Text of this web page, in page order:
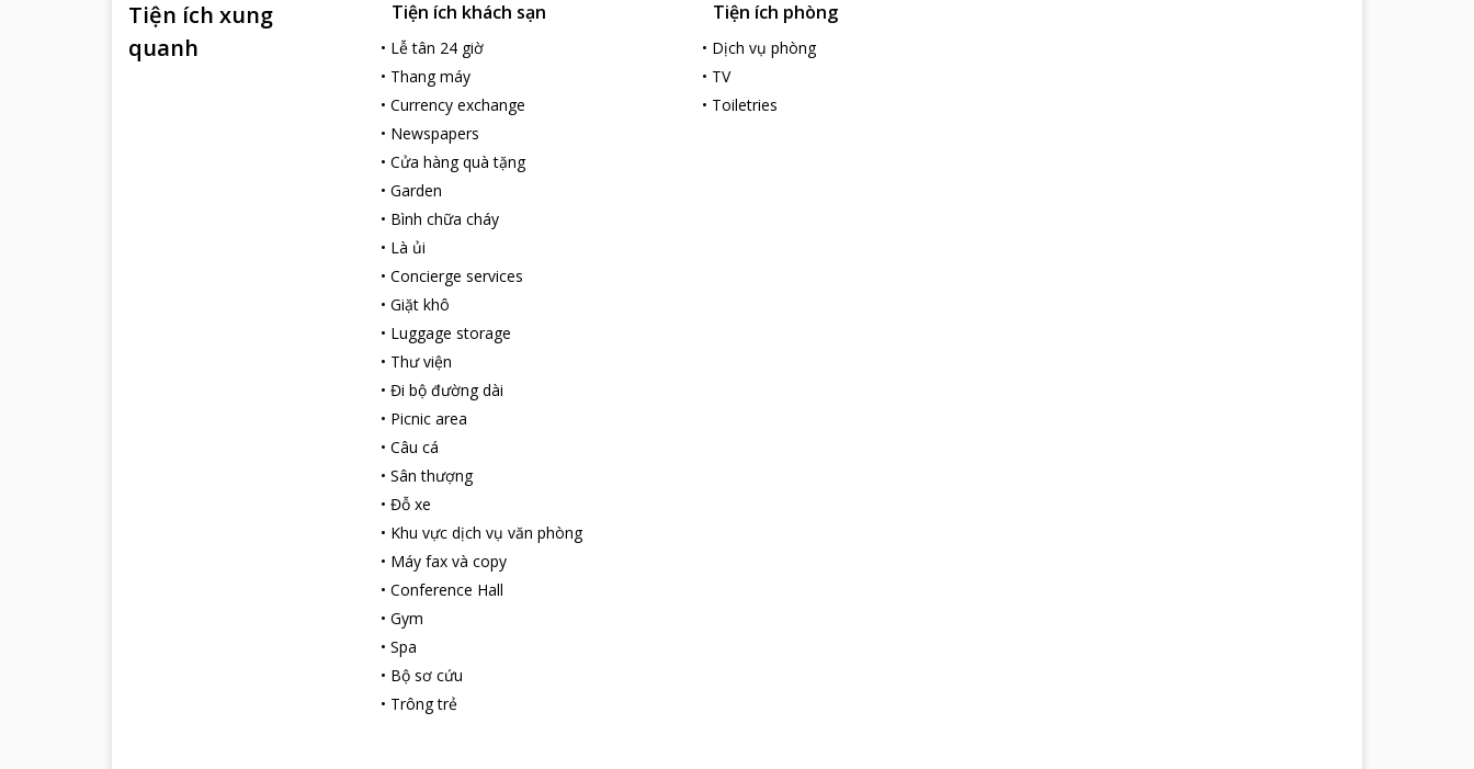
Tiện ích xung
quanh
Tiện ích khách sạn
• Lễ tân 24 giờ
• Thang máy
• Currency exchange
• Newspapers
• Cửa hàng quà tặng
• Garden
• Bình chữa cháy
• Là ủi
• Concierge services
• Giặt khô
• Luggage storage
• Thư viện
• Đi bộ đường dài
• Picnic area
• Câu cá
• Sân thượng
• Đỗ xe
• Khu vực dịch vụ văn phòng
• Máy fax và copy
• Conference Hall
• Gym
• Spa
• Bộ sơ cứu
• Trông trẻ
Tiện ích phòng
• Dịch vụ phòng
• TV
• Toiletries